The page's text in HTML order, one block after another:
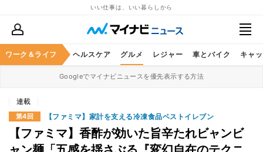
いい仕事は、いい暮らしから
ワーク＆ライフ
マネー 暮らし ヘルスケア グルメ レジャー 車とバイク キャ
Googleでマイナビニュースを優先表示する方法
連載
第4回 【ファミマ】家計を支える冷凍食品ベストイレブン
【ファミマ】香酢が効いた旨辛たれビャンビ